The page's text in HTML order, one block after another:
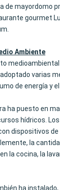
de mayordomo
gourmet
Ambiente
varias
de energía y
ha puesto en
hídricos.
dispositivos de
la
la cocina, la
ha